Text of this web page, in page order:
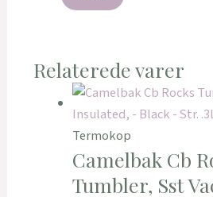
Relaterede varer
Termokop
Camelbak Cb
Tumbler, Sst